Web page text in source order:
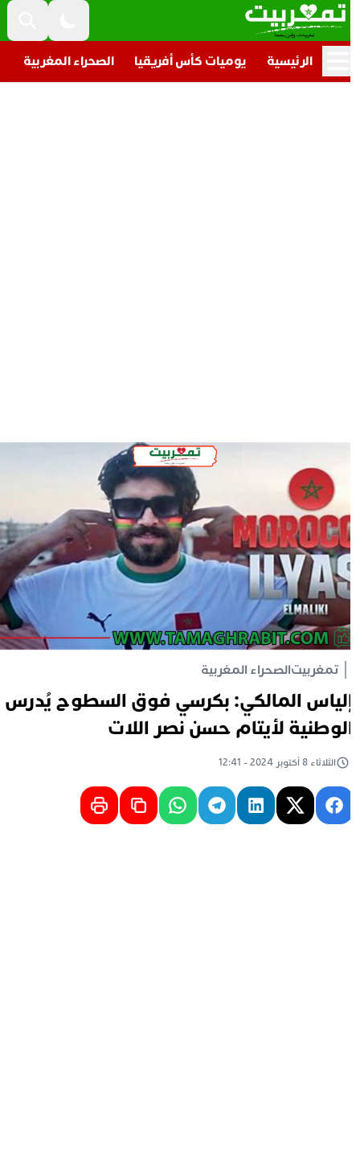
الرئيسية يوميات كأس أفريقيا الصحراء المغربية
تمغربيتالصحراء المغربية
المالكي: بكرسي فوق السطوح يُدرس
لأيتام حسن نصر اللات
الثلاثاء 8 أكتوبر 2024 - 12:41